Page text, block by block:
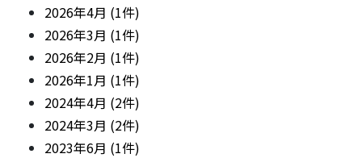
2026年4月 (1件)
2026年3月 (1件)
2026年2月 (1件)
2026年1月 (1件)
2024年4月 (2件)
2024年3月 (2件)
2023年6月 (1件)